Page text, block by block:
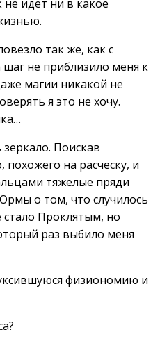
не идет ни в какое
так же, как с
не приблизило меня к
магии никакой не
я это не хочу.
Поискав
на расческу, и
тяжелые пряди
о том, что случилось
Проклятым, но
раз выбило меня
физиономию и